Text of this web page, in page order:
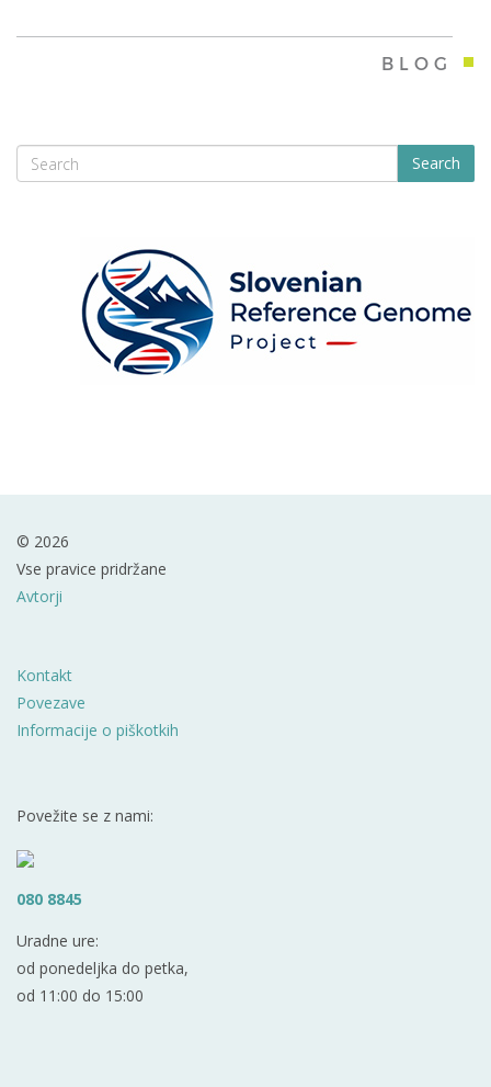
BLOG
Search
© 2026
Vse pravice pridržane
Avtorji
Kontakt
Povezave
Informacije o piškotkih
Povežite se z nami:
080 8845
Uradne ure:
od ponedeljka do petka,
od 11:00 do 15:00